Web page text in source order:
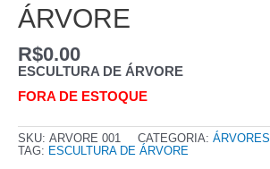
ÁRVORE
R$0.00
ESCULTURA DE ÁRVORE
FORA DE ESTOQUE
SKU: ARVORE 001 CATEGORIA: ÁRVORES
TAG: ESCULTURA DE ÁRVORE